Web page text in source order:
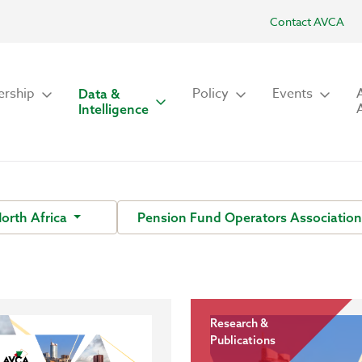
Contact AVCA
Data &
Intelligence
Policy Events
Africa Pension Fund Operators
Research &
Publications